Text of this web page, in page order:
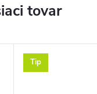
tovar
Tip